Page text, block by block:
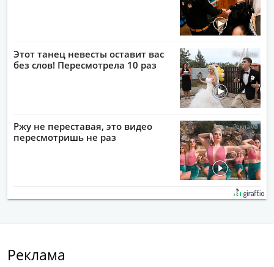
Этот танец невесты оставит вас
без слов! Пересмотрела 10 раз
Ржу не переставая, это видео
пересмотришь не раз
Реклама